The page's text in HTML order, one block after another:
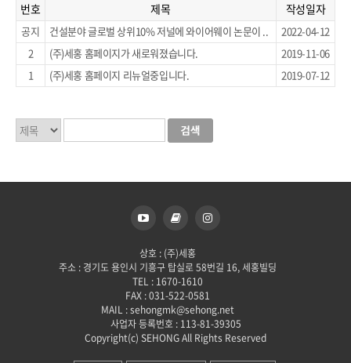
번호 제목 작성일자
공지 건설분야 글로벌 상위10% 저널에 와이어웨이 논문이 ..
2022-04-12
2
(주)세홍 홈페이지가 새로워졌습니다.
2019-11-06
1
(주)세홍 홈페이지 리뉴얼중입니다. 2019-07-12
상호 : (주)세홍
주소 : 경기도 용인시 기흥구 탑실로 58번길 16, 세홍빌딩
TEL : 1670-1610
FAX : 031-522-0581
MAIL : sehongmk@sehong.net
사업자 등록번호 : 113-81-39305
Copyright(c) SEHONG All Rights Reserved